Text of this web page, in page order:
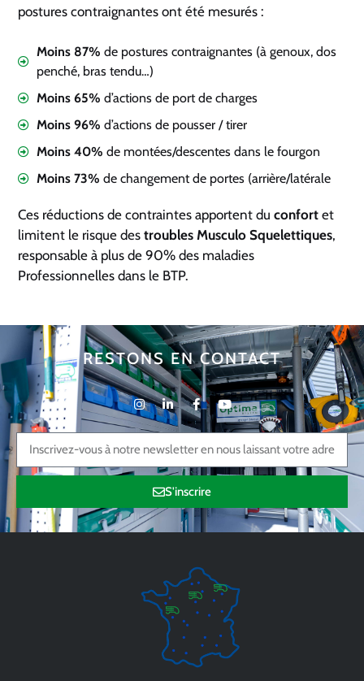
postures contraignantes ont été mesurés :
Moins 87% de postures contraignantes (à genoux, dos
penché, bras tendu…)
Moins 65% d’actions de port de charges
Moins 96% d’actions de pousser / tirer
Moins 40% de montées/descentes dans le fourgon
Moins 73% de changement de portes (arrière/latérale
Ces réductions de contraintes apportent duconfort et
limitent le risque destroubles Musculo Squelettiques,
responsable à plus de 90% des maladies
Professionnelles dans le BTP.
RESTONS EN CONTACT
S'inscrire